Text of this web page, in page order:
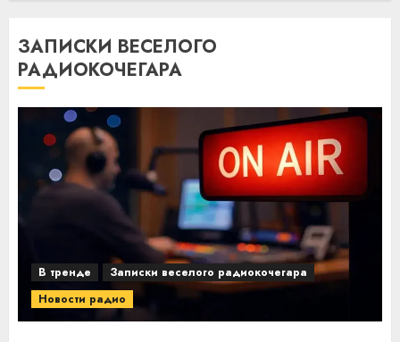
ЗАПИСКИ ВЕСЕЛОГО
РАДИОКОЧЕГАРА
В тренде
Записки веселого радиокочегара
Новости радио